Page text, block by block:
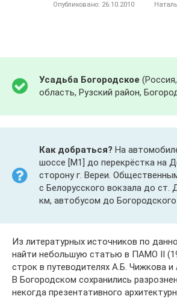
Опубликовано: 26.10.2010
Усадьба Богородское
область, Рузский район,
Как добраться? На
шоссе [М1] до перекрёстка на
сторону г. Вереи.
с Белорусского вокзала до ст.
км, автобусом до
Из литературных источников по
найти небольшую статью в ПАМО II
строк в путеводителях А.Б. Чижкова
В Богородском сохранились
некогда презентативного